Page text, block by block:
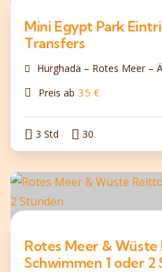
Mini Egypt Park
Transfers
Hurghada – Rotes Meer –
Preis ab 35 €
3 Std 30
Rotes Meer &
Schwimmen 1 oder 2